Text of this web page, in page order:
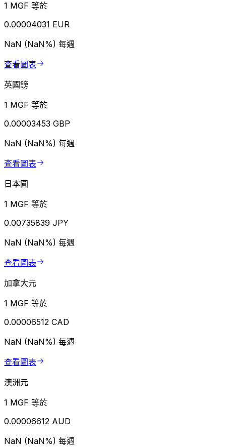
1 MGF 等於
0.00004031 EUR
NaN (NaN%) 每週
查看圖表
英國鎊
1 MGF 等於
0.00003453 GBP
NaN (NaN%) 每週
查看圖表
日本圓
1 MGF 等於
0.00735839 JPY
NaN (NaN%) 每週
查看圖表
加拿大元
1 MGF 等於
0.00006512 CAD
NaN (NaN%) 每週
查看圖表
澳洲元
1 MGF 等於
0.00006612 AUD
NaN (NaN%) 每週